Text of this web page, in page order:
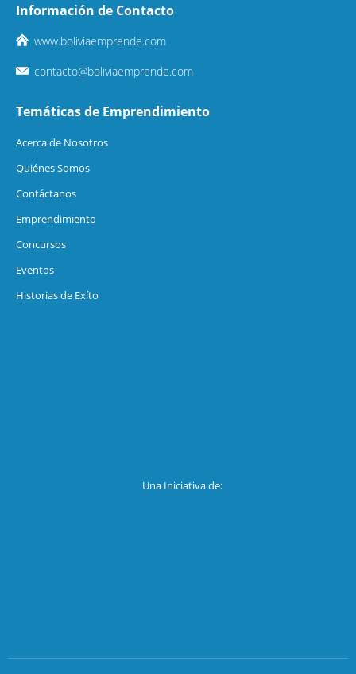
Información de Contacto
www.boliviaemprende.com
contacto@boliviaemprende.com
Temáticas de Emprendimiento
Acerca de Nosotros
Quiénes Somos
Contáctanos
Emprendimiento
Concursos
Eventos
Historias de Exíto
Una Iniciativa de: